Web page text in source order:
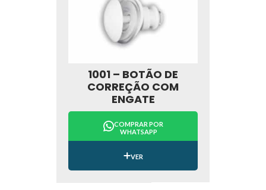
1001 – BOTÃO DE
CORREÇÃO COM
ENGATE
COMPRAR POR
WHATSAPP
VER